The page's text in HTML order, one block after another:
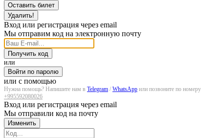
Оставить билет
Удалить!
Вход или регистрация через email
Мы отправим код на электронную почту
Получить код
или
Войти по паролю
или с помощью
Нужна помощь? Напишите нам в Telegram / WhatsApp или позвоните по номеру
+995592080026
Вход или регистрация через email
Мы отправили код на почту
Изменить